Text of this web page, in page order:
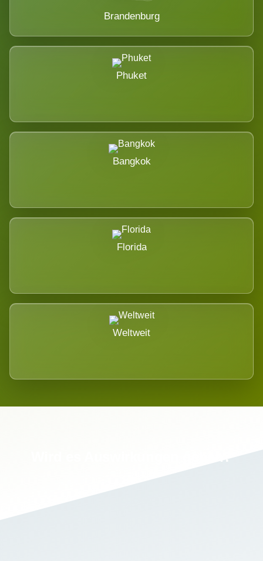
Brandenburg
Phuket
Bangkok
Florida
Weltweit
Wird es Auswirkungen geben?